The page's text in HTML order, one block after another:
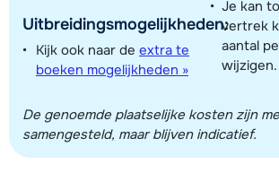
Uitbreidingsmogelijkheden:
Kijk ook naar de extra te
boeken mogelijkheden »
Je kan
vertrek
aantal
wijzigen.
De genoemde plaatselijke kosten zijn
samengesteld, maar blijven indicatief.